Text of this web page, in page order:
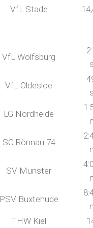
VfL Stade
VfL Wolfsburg
VfL Oldesloe
LG Nordheide
SC Rönnau 74
SV Munster
PSV Buxtehude
THW Kiel